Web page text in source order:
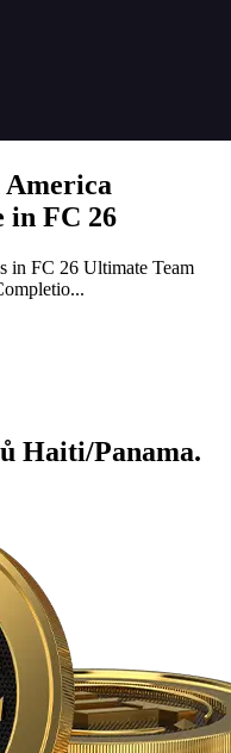
in FC 26
in FC 26 Ultimate Team
Haiti/Panama.